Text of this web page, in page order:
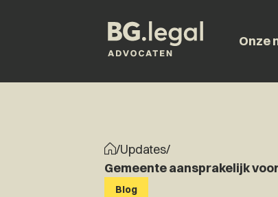
Onze
/Updates/
Gemeente aansprakelijk
Blog